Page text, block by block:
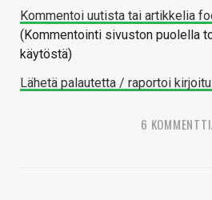
Kommentoi uutista tai artikkelia
(Kommentointi sivuston puolella
käytöstä)
Lähetä palautetta / raportoi
6